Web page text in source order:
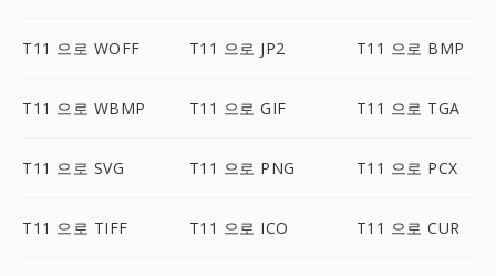
T11 으로 WOFF T11 으로 JP2 T11 으로 BMP
T11 으로 WBMP T11 으로 GIF T11 으로 TGA
T11 으로 SVG T11 으로 PNG T11 으로 PCX
T11 으로 TIFF T11 으로 ICO T11 으로 CUR